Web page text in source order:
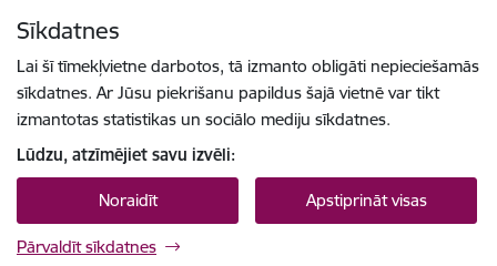
Sīkdatnes
Lai šī tīmekļvietne darbotos, tā izmanto obligāti nepieciešamās
sīkdatnes. Ar Jūsu piekrišanu papildus šajā vietnē var tikt
izmantotas statistikas un sociālo mediju sīkdatnes.
Lūdzu, atzīmējiet savu izvēli:
Noraidīt Apstiprināt visas
Pārvaldīt sīkdatnes